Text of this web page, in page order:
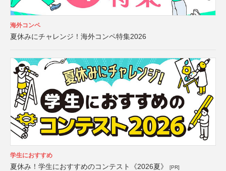
海外コンペ
夏休みにチャレンジ！海外コンペ特集2026
学生におすすめ
夏休み！学生におすすめのコンテスト《2026夏》 [PR]